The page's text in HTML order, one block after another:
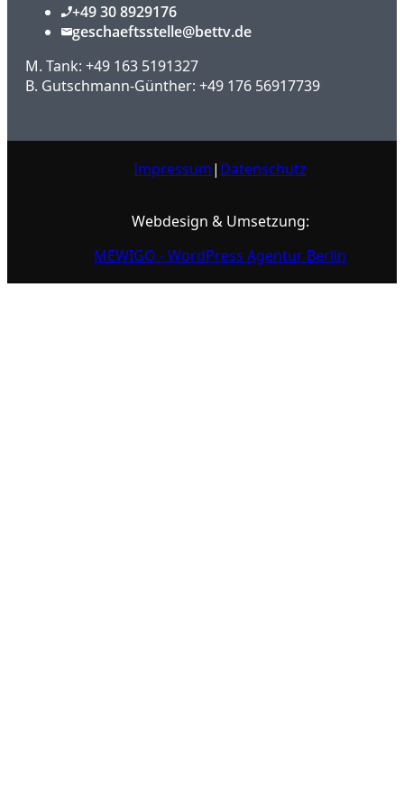
+49 30 8929176
geschaeftsstelle@bettv.de
M. Tank: +49 163 5191327
B. Gutschmann-Günther: +49 176 56917739
Impressum| Datenschutz
Webdesign & Umsetzung:
MEWIGO - WordPress Agentur Berlin